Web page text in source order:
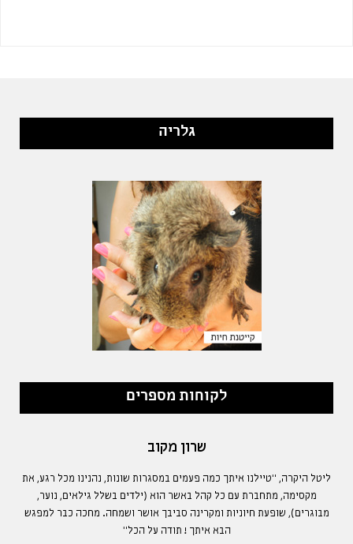
גלריה
לקוחות מספרים
שרון מקוב
ליטל היקרה, "טיילנו איתך כמה פעמים במסגרות שונות, נהנינו מכל רגע, את
מקסימה, מתחברת עם כל קהל באשר הוא (ילדים בשלל גילאים, נוער,
מבוגרים), שופעת חיוניות ומקרינה סביבך אושר ושמחה. מחכה כבר למפגש
הבא איתך ! תודה על הכל"